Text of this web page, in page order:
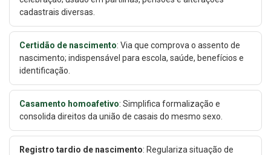
cadastrais diversas.
Certidão de nascimento: Via que comprova o assento de
nascimento; indispensável para escola, saúde, benefícios e
identificação.
Casamento homoafetivo: Simplifica formalização e
consolida direitos da união de casais do mesmo sexo.
Registro tardio de nascimento: Regulariza situação de